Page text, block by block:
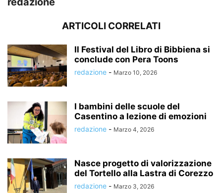
ARTICOLI CORRELATI
Il Festival del Libro di Bibbiena si
conclude con Pera Toons
redazione - Marzo 10, 2026
I bambini delle scuole del
Casentino a lezione di emozioni
redazione - Marzo 4, 2026
Nasce progetto di valorizzazione
del Tortello alla Lastra di Corezzo
redazione - Marzo 3, 2026